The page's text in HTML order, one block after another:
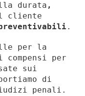
durata ,
cliente
.
per la
per
sui
di
penali.